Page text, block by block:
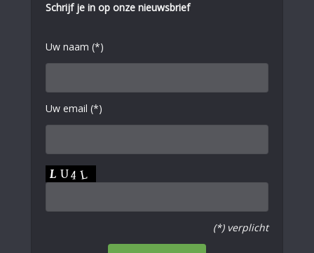
Schrijf je in op onze nieuwsbrief
Uw naam (*)
Uw email (*)
(*) verplicht